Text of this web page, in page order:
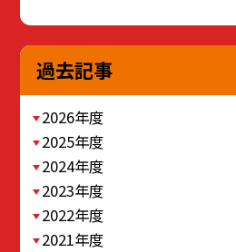
過去記事
2026年度
2025年度
2024年度
2023年度
2022年度
2021年度